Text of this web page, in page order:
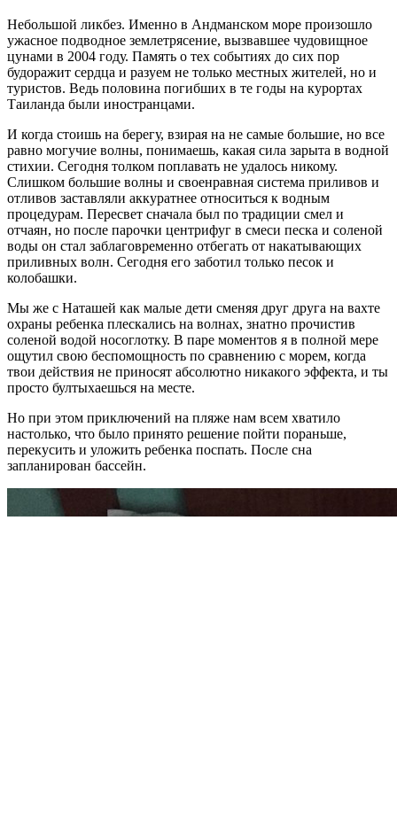
Небольшой ликбез. Именно в Андманском море произошло
ужасное подводное землетрясение, вызвавшее чудовищное
цунами в 2004 году. Память о тех событиях до сих пор
будоражит сердца и разуем не только местных жителей, но и
туристов. Ведь половина погибших в те годы на курортах
Таиланда были иностранцами.
И когда стоишь на берегу, взирая на не самые большие, но все
равно могучие волны, понимаешь, какая сила зарыта в водной
стихии. Сегодня толком поплавать не удалось никому.
Слишком большие волны и своенравная система приливов и
отливов заставляли аккуратнее относиться к водным
процедурам. Пересвет сначала был по традиции смел и
отчаян, но после парочки центрифуг в смеси песка и соленой
воды он стал заблаговременно отбегать от накатывающих
приливных волн. Сегодня его заботил только песок и
колобашки.
Мы же с Наташей как малые дети сменяя друг друга на вахте
охраны ребенка плескались на волнах, знатно прочистив
соленой водой носоглотку. В паре моментов я в полной мере
ощутил свою беспомощность по сравнению с морем, когда
твои действия не приносят абсолютно никакого эффекта, и ты
просто бултыхаешься на месте.
Но при этом приключений на пляже нам всем хватило
настолько, что было принято решение пойти пораньше,
перекусить и уложить ребенка поспать. После сна
запланирован бассейн.